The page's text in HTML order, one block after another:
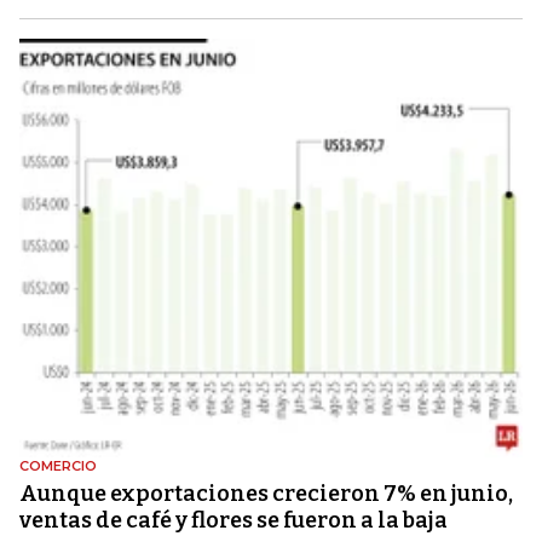
COMERCIO
Aunque exportaciones crecieron 7% en junio,
ventas de café y flores se fueron a la baja